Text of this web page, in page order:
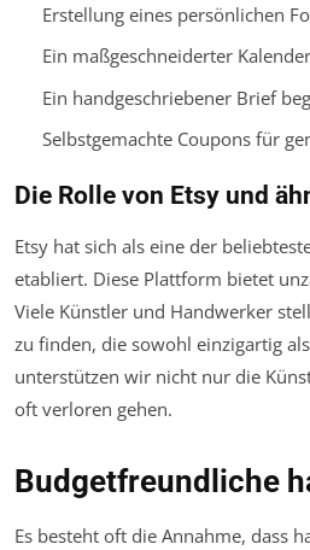
Erstellung eines persönlichen
Ein maßgeschneiderter
Ein handgeschriebener Brief
Selbstgemachte Coupons für
Die Rolle von Etsy und
Etsy hat sich als eine der
etabliert. Diese Plattform bietet
Viele Künstler und Handwerker
zu finden, die sowohl einzigartig
unterstützen wir nicht nur die
oft verloren gehen.
Budgetfreundliche
Es besteht oft die Annahme, dass